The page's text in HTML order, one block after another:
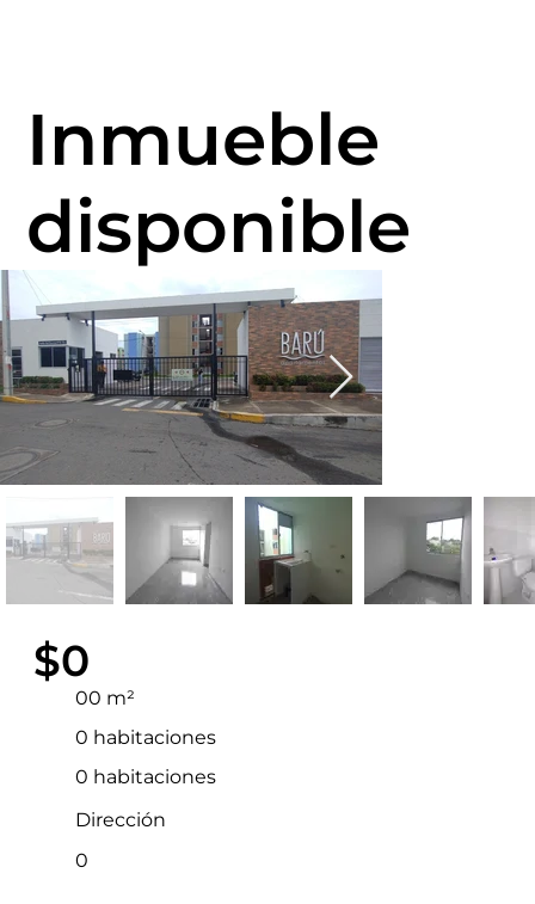
Inmueble
disponible
$0
0 habitaciones
0 habitaciones
00 m²
Dirección
0